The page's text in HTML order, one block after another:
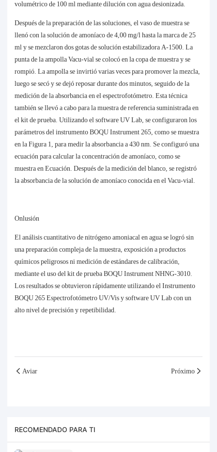
volumétrico de 100 ml mediante dilución con agua desionizada.
Después de la preparación de las soluciones, el vaso de muestra se
llenó con la solución de amoníaco de 4,00 mg/l hasta la marca de 25
ml y se mezclaron dos gotas de solución estabilizadora A-1500. La
punta de la ampolla Vacu-vial se colocó en la copa de muestra y se
rompió. La ampolla se invirtió varias veces para promover la mezcla,
luego se secó y se dejó reposar durante dos minutos, seguido de la
medición de la absorbancia en el espectrofotómetro. Esta técnica
también se llevó a cabo para la muestra de referencia suministrada en
el kit de prueba. Utilizando el software UV Lab, se configuraron los
parámetros del instrumento BOQU Instrument 265, como se muestra
en la Figura 1, para medir la absorbancia a 430 nm. Se configuró una
ecuación para calcular la concentración de amoníaco, como se
muestra en Ecuación. Después de la medición del blanco, se registró
la absorbancia de la solución de amoníaco conocida en el Vacu-vial.
Onlusión
El análisis cuantitativo de nitrógeno amoniacal en agua se logró sin
una preparación compleja de la muestra, exposición a productos
químicos peligrosos ni medición de estándares de calibración,
mediante el uso del kit de prueba BOQU Instrument NHNG-3010.
Los resultados se obtuvieron rápidamente utilizando elInstrumento
BOQU265 Espectrofotómetro UV/Vis y software UV Lab con un
alto nivel de precisión y repetibilidad.
Aviar Próximo
RECOMENDADO PARA TI